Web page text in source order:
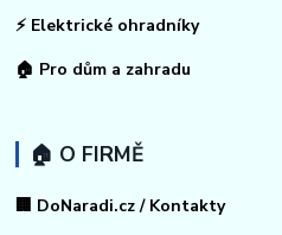
⚡ Elektrické ohradníky
🏠 Pro dům a zahradu
🏠 O FIRMĚ
🏢 DoNaradi.cz / Kontakty